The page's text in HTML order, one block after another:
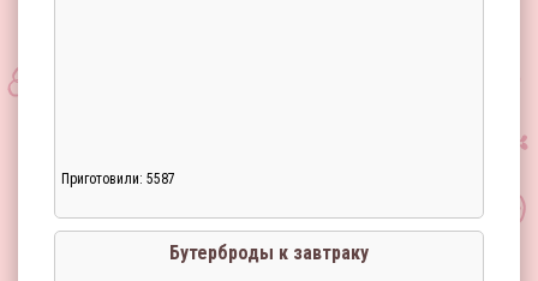
Приготовили: 5587
Бутерброды к завтраку